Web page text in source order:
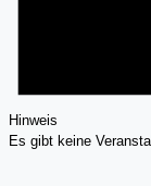
Hinweis
Es gibt keine